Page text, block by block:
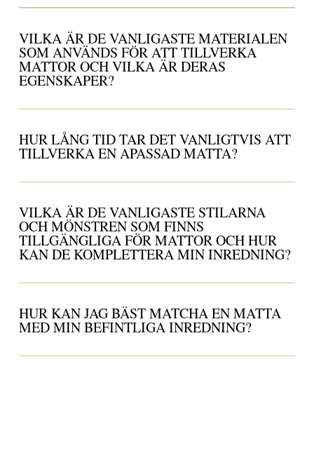
VILKA ÄR DE VANLIGASTE MATERIALEN
SOM ANVÄNDS FÖR ATT TILLVERKA
MATTOR OCH VILKA ÄR DERAS
EGENSKAPER?
HUR LÅNG TID TAR DET VANLIGTVIS ATT
TILLVERKA EN APASSAD MATTA?
VILKA ÄR DE VANLIGASTE STILARNA
OCH MÖNSTREN SOM FINNS
TILLGÄNGLIGA FÖR MATTOR OCH HUR
KAN DE KOMPLETTERA MIN INREDNING?
HUR KAN JAG BÄST MATCHA EN MATTA
MED MIN BEFINTLIGA INREDNING?